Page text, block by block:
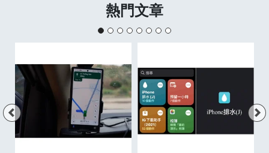
熱門文章